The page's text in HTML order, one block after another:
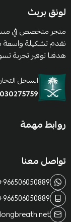
لونق بريث
متجر متخصص في
نقدم تشكيلة واسعة
هدفنا توفير تجربة
السجل
روابط مهمة
تواصل معنا